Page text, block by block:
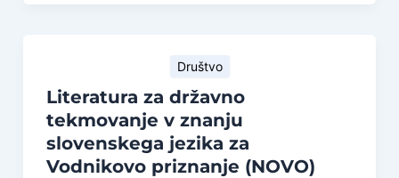
Društvo
Literatura za državno
tekmovanje v znanju
slovenskega jezika za
Vodnikovo priznanje (NOVO)